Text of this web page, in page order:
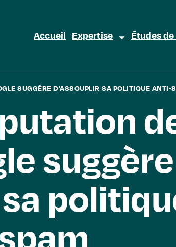
Accueil Expertise Études de
SUGGÈRE D’ASSOUPLIR SA POLITIQUE ANTI-
suggère